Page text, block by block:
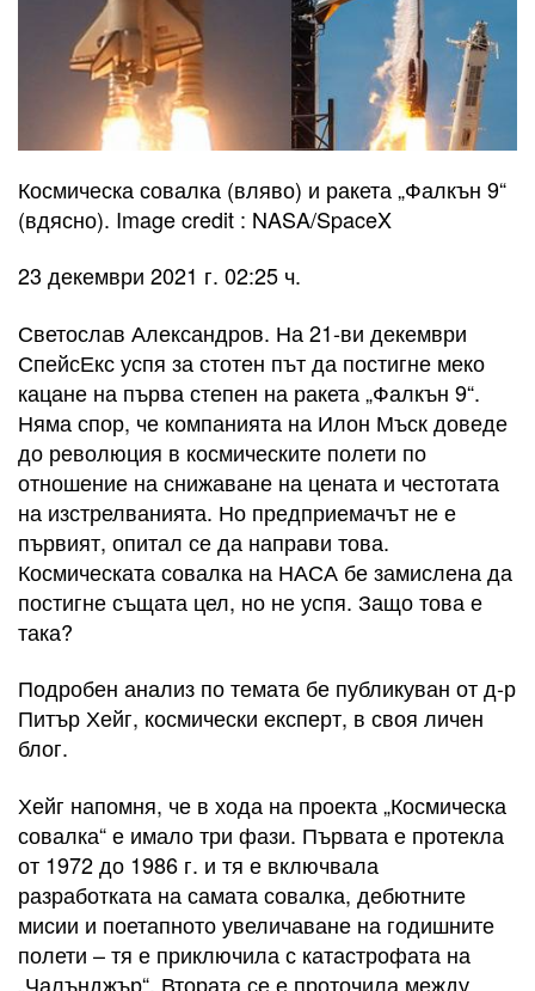
Космическа совалка (вляво) и ракета „Фалкън 9“
(вдясно). Image credit : NASA/SpaceX
23 декември 2021 г. 02:25 ч.
Светослав Александров. На 21-ви декември
СпейсЕкс успя за стотен път да постигне меко
кацане на първа степен на ракета „Фалкън 9“.
Няма спор, че компанията на Илон Мъск доведе
до революция в космическите полети по
отношение на снижаване на цената и честотата
на изстрелванията. Но предприемачът не е
първият, опитал се да направи това.
Космическата совалка на НАСА бе замислена да
постигне същата цел, но не успя. Защо това е
така?
Подробен анализ по темата бе публикуван от д-р
Питър Хейг, космически експерт, в своя личен
блог.
Хейг напомня, че в хода на проекта „Космическа
совалка“ е имало три фази. Първата е протекла
от 1972 до 1986 г. и тя е включвала
разработката на самата совалка, дебютните
мисии и поетапното увеличаване на годишните
полети – тя е приключила с катастрофата на
„Чалънджър“. Втората се е проточила между